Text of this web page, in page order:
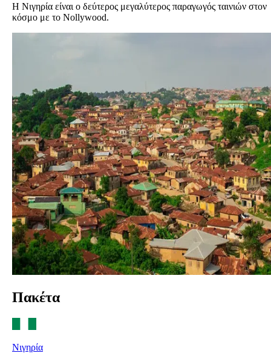
Η Νιγηρία είναι ο δεύτερος μεγαλύτερος παραγωγός ταινιών στον
κόσμο με το Nollywood.
Πακέτα
Νιγηρία